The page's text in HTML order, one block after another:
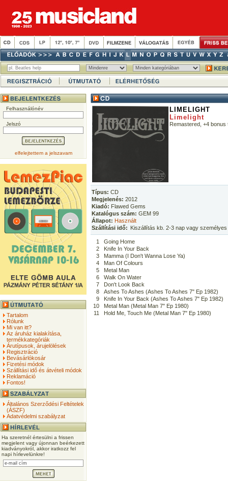
Felhasználónév
Jelszó
elfelejtettem a jelszavam
Tartalom
Rólunk
Mi van itt?
Az áruház kialakítása,
termékkategóriák
Árutípusok, árujelölések
Regisztráció
Bevásárlókosár
Fizetési módok
Szállítási idő és átvételi módok
Reklamáció
Fontos!
Általános Szerződési Feltételek
(ÁSZF)
Adatvédelmi szabályzat
Ha szeretnél értesülni a frissen
megjelent vagy újonnan beérkezett
kiadványokról, akkor iratkozz fel
napi hírlevelünkre!
LIMELIGHT
Limelight
Remastered, +4 bonus
Típus: CD
Megjelenés: 2012
Kiadó: Flawed Gems
Katalógus szám: GEM 99
Állapot: Használt
Szállítási idő: Kiszállítás kb. 2-3 nap vagy
1
Going Home
2
Knife In Your Back
3
Mamma (I Don't Wanna Lose Ya)
4
Man Of Colours
5
Metal Man
6
Walk On Water
7
Don't Look Back
8
Ashes To Ashes (Ashes To Ashes 7" Ep 1982)
9
Knife In Your Back (Ashes To Ashes 7" Ep 1982)
10
Metal Man (Metal Man 7" Ep 1980)
11
Hold Me, Touch Me (Metal Man 7" Ep 1980)